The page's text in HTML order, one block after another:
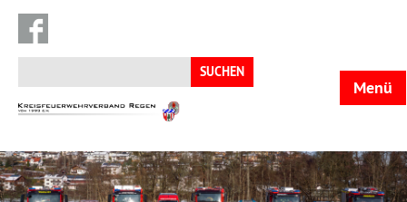
Suchen
nach:
KFV
Menü